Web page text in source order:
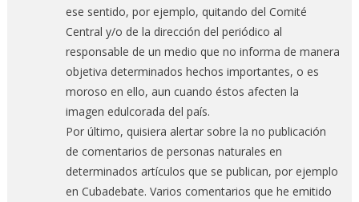
ese sentido, por ejemplo, quitando del Comité
Central y/o de la dirección del periódico al
responsable de un medio que no informa de manera
objetiva determinados hechos importantes, o es
moroso en ello, aun cuando éstos afecten la
imagen edulcorada del país.
Por último, quisiera alertar sobre la no publicación
de comentarios de personas naturales en
determinados artículos que se publican, por ejemplo
en Cubadebate. Varios comentarios que he emitido